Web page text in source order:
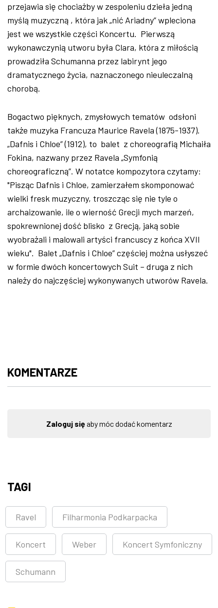
przejawia się chociażby w zespoleniu dzieła jedną
myślą muzyczną , która jak „nić Ariadny” wpleciona
jest we wszystkie części Koncertu. Pierwszą
wykonawczynią utworu była Clara, która z miłością
prowadziła Schumanna przez labirynt jego
dramatycznego życia, naznaczonego nieuleczalną
chorobą.
Bogactwo pięknych, zmysłowych tematów odsłoni
także muzyka Francuza Maurice Ravela (1875-1937).
„Dafnis i Chloe” (1912), to balet z choreografią Michaiła
Fokina, nazwany przez Ravela „Symfonią
choreograficzną”. W notatce kompozytora czytamy:
"Pisząc Dafnis i Chloe, zamierzałem skomponować
wielki fresk muzyczny, troszcząc się nie tyle o
archaizowanie, ile o wierność Grecji mych marzeń,
spokrewnionej dość blisko z Grecją, jaką sobie
wyobrażali i malowali artyści francuscy z końca XVII
wieku". Balet „Dafnis i Chloe” częściej można usłyszeć
w formie dwóch koncertowych Suit – druga z nich
należy do najczęściej wykonywanych utworów Ravela.
KOMENTARZE
Zaloguj sięaby móc dodać komentarz
TAGI
Ravel Filharmonia Podkarpacka
Koncert Weber Koncert Symfoniczny
Schumann